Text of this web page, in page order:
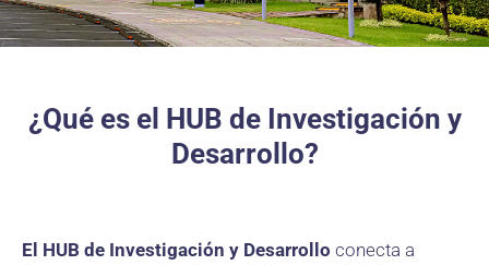
¿Qué es el HUB de Investigación y
Desarrollo?
El HUB de Investigación y Desarrollo conecta a